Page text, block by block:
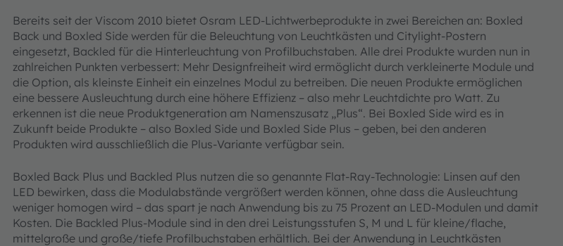
Bereits seit der Viscom 2010 bietet Osram LED-Lichtwerbeprodukte in zwei Bereichen an: Boxled
Back und Boxled Side werden für die Beleuchtung von Leuchtkästen und Citylight-Postern
eingesetzt, Backled für die Hinterleuchtung von Profilbuchstaben. Alle drei Produkte wurden nun in
zahlreichen Punkten verbessert: Mehr Designfreiheit wird ermöglicht durch verkleinerte Module und
die Option, als kleinste Einheit ein einzelnes Modul zu betreiben. Die neuen Produkte ermöglichen
eine bessere Ausleuchtung durch eine höhere Effizienz – also mehr Leuchtdichte pro Watt. Zu
erkennen ist die neue Produktgeneration am Namenszusatz „Plus“. Bei Boxled Side wird es in
Zukunft beide Produkte – also Boxled Side und Boxled Side Plus – geben, bei den anderen
Produkten wird ausschließlich die Plus-Variante verfügbar sein.
Boxled Back Plus und Backled Plus nutzen die so genannte Flat-Ray-Technologie: Linsen auf den
LED bewirken, dass die Modulabstände vergrößert werden können, ohne dass die Ausleuchtung
weniger homogen wird – das spart je nach Anwendung bis zu 75 Prozent an LED-Modulen und damit
Kosten. Die Backled Plus-Module sind in den drei Leistungsstufen S, M und L für kleine/flache,
mittelgroße und große/tiefe Profilbuchstaben erhältlich. Bei der Anwendung in Leuchtkästen